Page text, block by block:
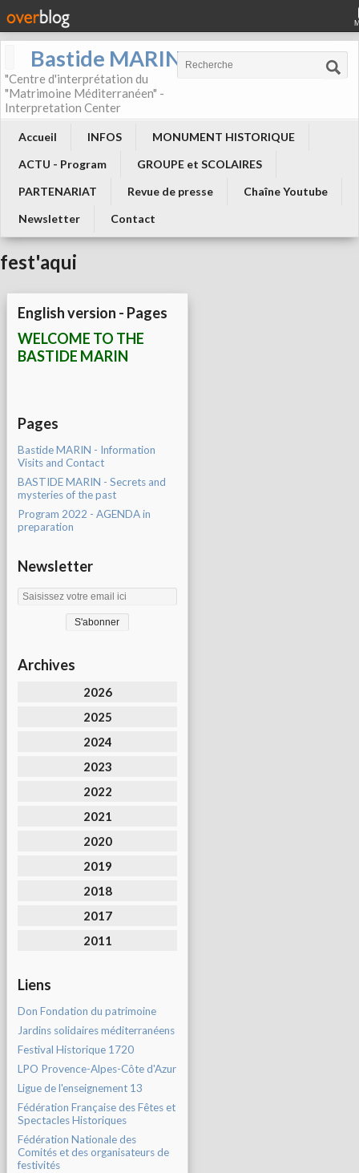
Bastide MARIN
"Centre d'interprétation du
"Matrimoine Méditerranéen" -
Interpretation Center
Accueil INFOS
MONUMENT HISTORIQUE
ACTU - Program
GROUPE et SCOLAIRES
PARTENARIAT
Revue de presse
Chaîne Youtube
Newsletter
Contact
fest'aqui
English version - Pages
WELCOME TO THE
BASTIDE MARIN
Pages
Bastide MARIN - Information
Visits and Contact
BASTIDE MARIN - Secrets and
mysteries of the past
Program 2022 - AGENDA in
preparation
Newsletter
Archives
2026
2025
2024
2023
2022
2021
2020
2019
2018
2017
2011
Liens
Don Fondation du patrimoine
Jardins solidaires méditerranéens
Festival Historique 1720
LPO Provence-Alpes-Côte d'Azur
Ligue de l'enseignement 13
Fédération Française des Fêtes et
Spectacles Historiques
Fédération Nationale des
Comités et des organisateurs de
festivités